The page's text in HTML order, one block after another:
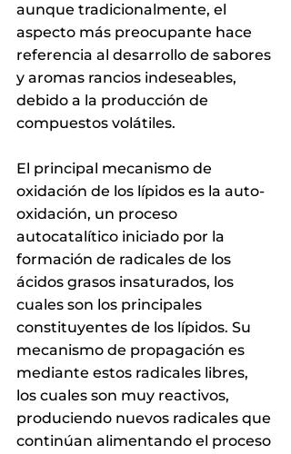
aunque tradicionalmente, el
aspecto más preocupante hace
referencia al desarrollo de sabores
y aromas rancios indeseables,
debido a la producción de
compuestos volátiles.
El principal mecanismo de
oxidación de los lípidos es la auto-
oxidación, un proceso
autocatalítico iniciado por la
formación de radicales de los
ácidos grasos insaturados, los
cuales son los principales
constituyentes de los lípidos. Su
mecanismo de propagación es
mediante estos radicales libres,
los cuales son muy reactivos,
produciendo nuevos radicales que
continúan alimentando el proceso